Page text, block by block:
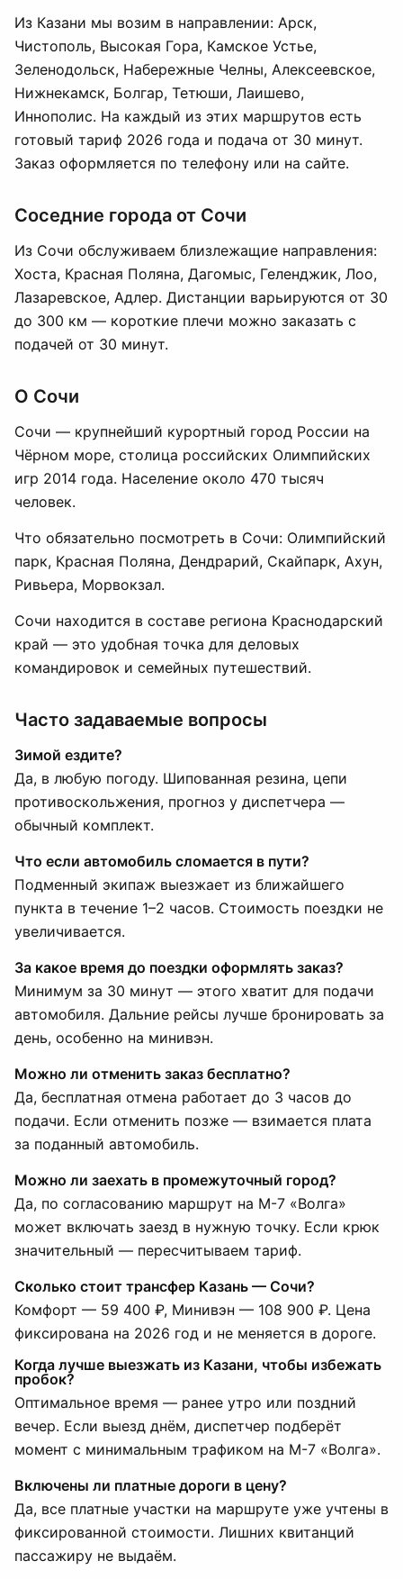
Из Казани мы возим в направлении: Арск,
Чистополь, Высокая Гора, Камское Устье,
Зеленодольск, Набережные Челны, Алексеевское,
Нижнекамск, Болгар, Тетюши, Лаишево,
Иннополис. На каждый из этих маршрутов есть
готовый тариф 2026 года и подача от 30 минут.
Заказ оформляется по телефону или на сайте.
Соседние города от Сочи
Из Сочи обслуживаем близлежащие направления:
Хоста, Красная Поляна, Дагомыс, Геленджик, Лоо,
Лазаревское, Адлер. Дистанции варьируются от 30
до 300 км — короткие плечи можно заказать с
подачей от 30 минут.
О Сочи
Сочи — крупнейший курортный город России на
Чёрном море, столица российских Олимпийских
игр 2014 года. Население около 470 тысяч
человек.
Что обязательно посмотреть в Сочи: Олимпийский
парк, Красная Поляна, Дендрарий, Скайпарк, Ахун,
Ривьера, Морвокзал.
Сочи находится в составе региона Краснодарский
край — это удобная точка для деловых
командировок и семейных путешествий.
Часто задаваемые вопросы
Зимой ездите?
Да, в любую погоду. Шипованная резина, цепи
противоскольжения, прогноз у диспетчера —
обычный комплект.
Что если автомобиль сломается в пути?
Подменный экипаж выезжает из ближайшего
пункта в течение 1–2 часов. Стоимость поездки не
увеличивается.
За какое время до поездки оформлять заказ?
Минимум за 30 минут — этого хватит для подачи
автомобиля. Дальние рейсы лучше бронировать за
день, особенно на минивэн.
Можно ли отменить заказ бесплатно?
Да, бесплатная отмена работает до 3 часов до
подачи. Если отменить позже — взимается плата
за поданный автомобиль.
Можно ли заехать в промежуточный город?
Да, по согласованию маршрут на М-7 «Волга»
может включать заезд в нужную точку. Если крюк
значительный — пересчитываем тариф.
Сколько стоит трансфер Казань — Сочи?
Комфорт — 59 400 ₽, Минивэн — 108 900 ₽. Цена
фиксирована на 2026 год и не меняется в дороге.
Когда лучше выезжать из Казани, чтобы избежать
пробок?
Оптимальное время — ранее утро или поздний
вечер. Если выезд днём, диспетчер подберёт
момент с минимальным трафиком на М-7 «Волга».
Включены ли платные дороги в цену?
Да, все платные участки на маршруте уже учтены в
фиксированной стоимости. Лишних квитанций
пассажиру не выдаём.